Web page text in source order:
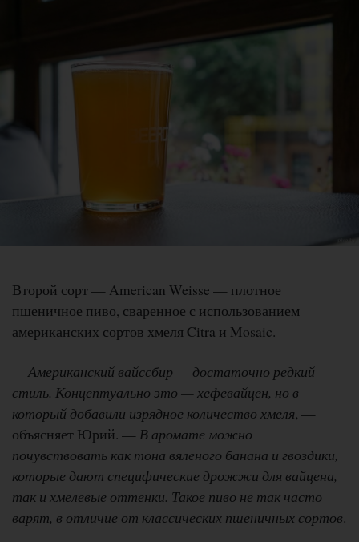
Второй сорт — American Weisse — плотное
пшеничное пиво, сваренное с использованием
американских сортов хмеля Citra и Mosaic.
— Американский вайссбир — достаточно редкий
стиль. Концептуально это — хефевайцен, но в
который добавили изрядное количество хмеля, —
объясняет Юрий. — В аромате можно
почувствовать как тона вяленого банана и гвоздики,
которые дают специфические дрожжи для вайцена,
так и хмелевые оттенки. Такое пиво не так часто
варят, в отличие от классических пшеничных сортов.